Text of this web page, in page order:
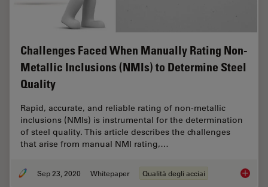
Challenges Faced When Manually Rating Non-
Metallic Inclusions (NMIs) to Determine Steel
Quality
Rapid, accurate, and reliable rating of non-metallic
inclusions (NMIs) is instrumental for the determination
of steel quality. This article describes the challenges
that arise from manual NMI rating,…
Sep 23, 2020 Whitepaper Qualità degli acciai